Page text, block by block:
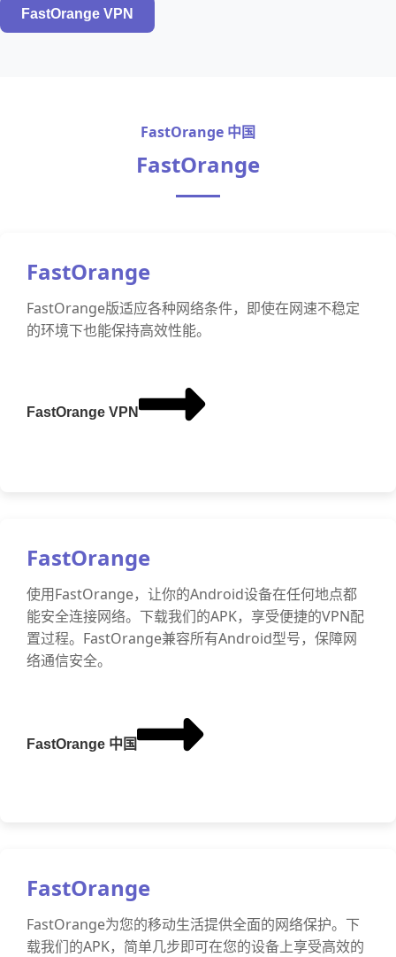
FastOrange VPN
FastOrange 中国
FastOrange
FastOrange
FastOrange版适应各种网络条件，即使在网速不稳定
的环境下也能保持高效性能。
FastOrange VPN
FastOrange
使用FastOrange，让你的Android设备在任何地点都
能安全连接网络。下载我们的APK，享受便捷的VPN配
置过程。FastOrange兼容所有Android型号，保障网
络通信安全。
FastOrange 中国
FastOrange
FastOrange为您的移动生活提供全面的网络保护。下
载我们的APK，简单几步即可在您的设备上享受高效的